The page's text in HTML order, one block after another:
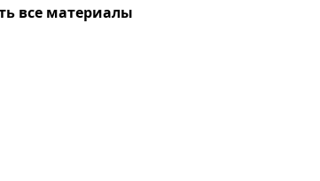
все материалы